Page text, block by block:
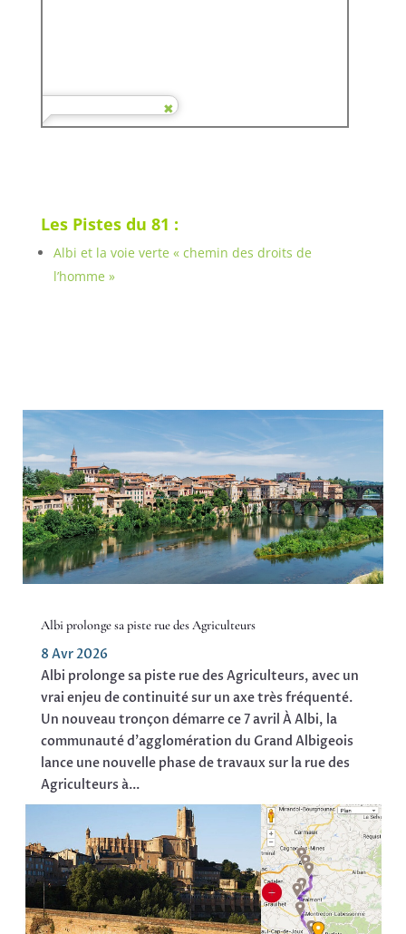
Les Pistes du 81 :
Albi et la voie verte « chemin des droits de
l’homme »
Albi prolonge sa piste rue des Agriculteurs
8 Avr 2026
Albi prolonge sa piste rue des Agriculteurs, avec un
vrai enjeu de continuité sur un axe très fréquenté.
Un nouveau tronçon démarre ce 7 avril À Albi, la
communauté d’agglomération du Grand Albigeois
lance une nouvelle phase de travaux sur la rue des
Agriculteurs à...
lire plus